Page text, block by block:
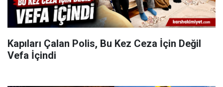
Kapıları Çalan Polis, Bu Kez Ceza İçin Değil
Vefa İçindi